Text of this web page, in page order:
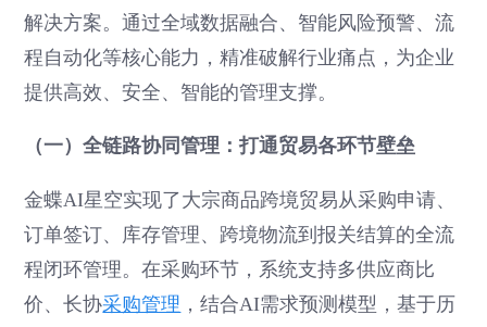
解决方案。通过全域数据融合、智能风险预警、流
程自动化等核心能力，精准破解行业痛点，为企业
提供高效、安全、智能的管理支撑。
（一）全链路协同管理：打通贸易各环节壁垒
金蝶AI星空实现了大宗商品跨境贸易从采购申请、
订单签订、库存管理、跨境物流到报关结算的全流
程闭环管理。在采购环节，系统支持多供应商比
价、长协采购管理 ，结合AI需求预测模型，基于历